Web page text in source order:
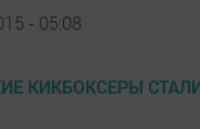
- 05:08